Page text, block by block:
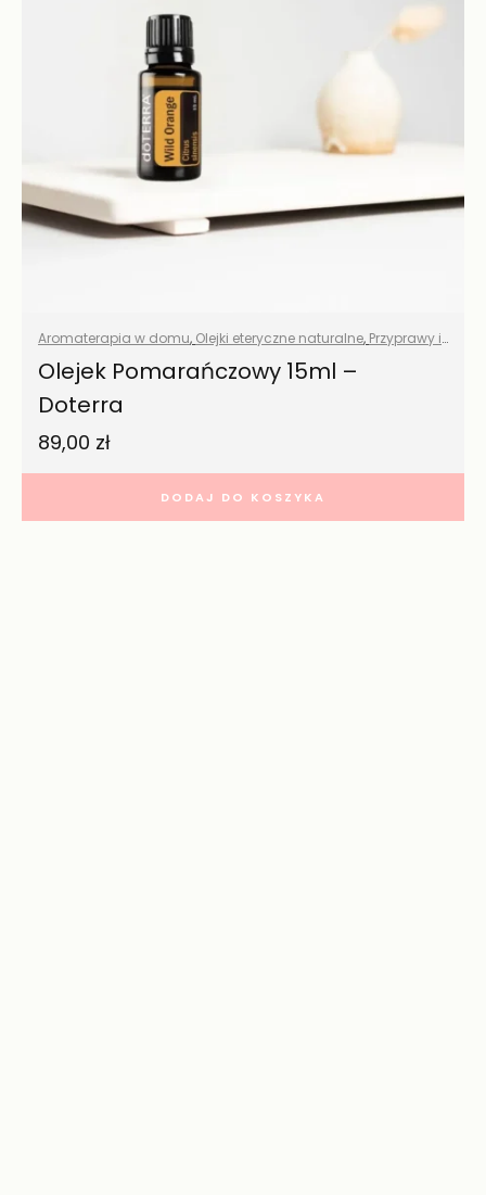
Aromaterapia w domu, Olejki eteryczne naturalne, Przyprawy i
zioła
Wszystkie produkty
Olejek Pomarańczowy 15ml –
Doterra
89,00 zł
DODAJ DO KOSZYKA